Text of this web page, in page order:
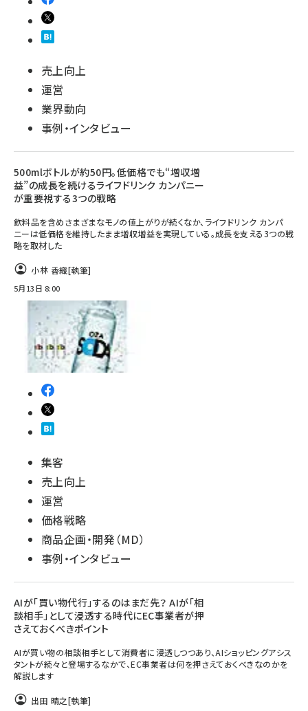
売上向上
運営
業界動向
事例・インタビュー
500mlボトルが約50円。低価格でも“増収増
益”の成長を続けるライフドリンク カンパニー
が重要視する3つの戦略
飲料品を含めさまざまなモノの値上がりが続くなか、ライフドリンク カンパ
ニーは低価格を維持したまま増収増益を実現している。成長を支える3つの戦
略を取材した
小林 香織[執筆]
5月13日 8:00
集客
売上向上
運営
価格戦略
商品企画・開発（MD）
事例・インタビュー
AIが「買い物代行」するのはまだ先？ AIが「相
談相手」として浸透する時代にEC事業者が押
さえておくべきポイント
AIが買い物の相談相手として消費者に浸透しつつあり、AIショッピングアシス
タントが続々と登場するなかで、EC事業者は何を押さえておくべきなのかを
解説します
出田 晴之[執筆]